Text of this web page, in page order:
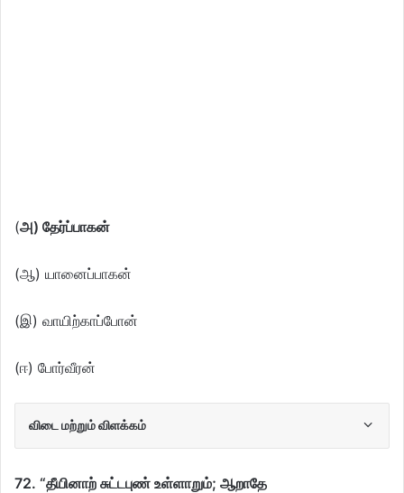
(அ) தேர்ப்பாகன்
(ஆ) யானைப்பாகன்
(இ) வாயிற்காப்போன்
(ஈ) போர்வீரன்
விடை மற்றும் விளக்கம்
72. “தீயினாற் சுட்டபுண் உள்ளாறும்; ஆறாதே